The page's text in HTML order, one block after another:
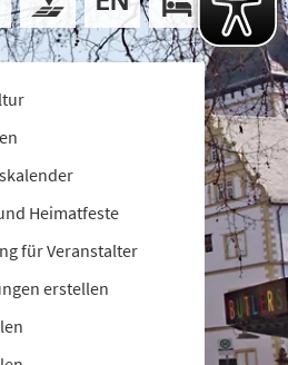
Heimatfeste
für Veranstalter
erstellen